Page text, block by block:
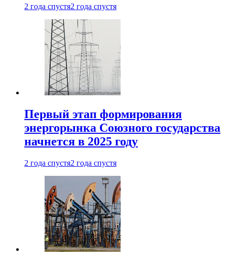
2 года спустя2 года спустя
Первый этап формирования
энергорынка Союзного государства
начнется в 2025 году
2 года спустя2 года спустя